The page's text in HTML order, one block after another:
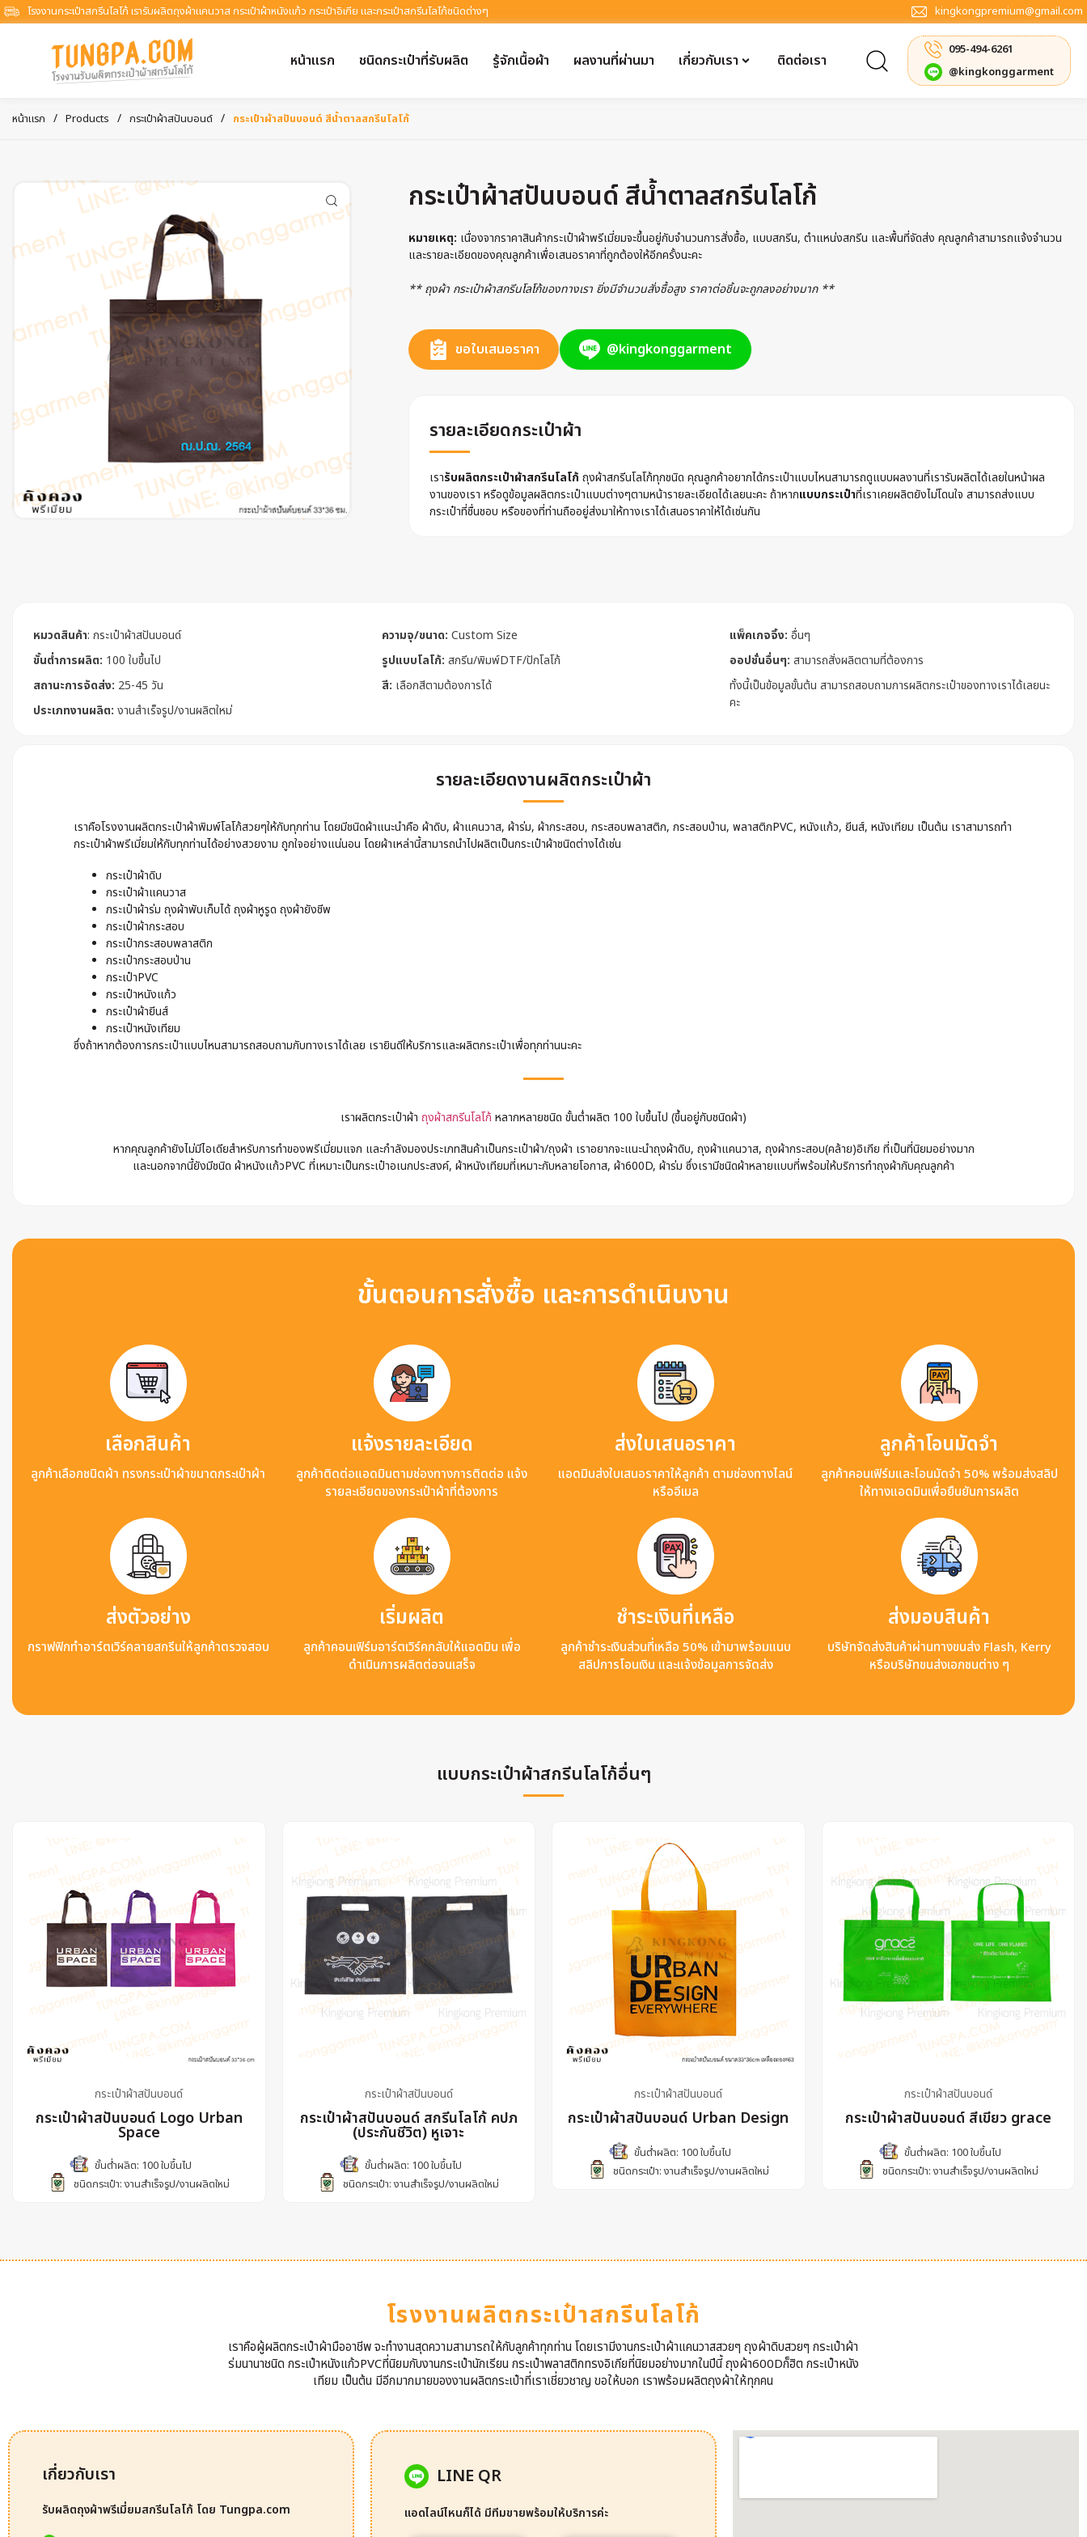
โรงงานกระเป๋าสกรีนโลโก้ เรารับผลิตถุงผ้าแคนวาส กระเป๋าผ้าหนังแก้ว กระเป๋าอิเกีย และกระเป๋าสกรีนโลโก้ชนิดต่างๆ kingkongpremium@gmail.com
หน้าแรก ชนิดกระเป๋าที่รับผลิต รู้จักเนื้อผ้า ผลงานที่ผ่านมา เกี่ยวกับเรา ติดต่อเรา
095-494-6261
@kingkonggarment
หน้าแรก / Products / กระเป๋าผ้าสปันบอนด์ / กระเป๋าผ้าสปันบอนด์ สีน้ำตาลสกรีนโลโก้
กระเป๋าผ้าสปันบอนด์ สีน้ำตาลสกรีนโลโก้
หมายเหตุ: เนื่องจากราคาสินค้ากระเป๋าผ้าพรีเมี่ยมจะขึ้นอยู่กับจำนวนการสั่งซื้อ, แบบสกรีน, ตำแหน่งสกรีน และพื้นที่จัดส่ง คุณลูกค้าสามารถแจ้งจำนวน
และรายละเอียดของคุณลูกค้าเพื่อเสนอราคาที่ถูกต้องให้อีกครั้งนะคะ
** ถุงผ้า กระเป๋าผ้าสกรีนโลโก้ของทางเรา ยิ่งมีจำนวนสั่งซื้อสูง ราคาต่อชิ้นจะถูกลงอย่างมาก **
ขอใบเสนอราคา @kingkonggarment
รายละเอียดกระเป๋าผ้า
เรารับผลิตกระเป๋าผ้าสกรีนโลโก้ ถุงผ้าสกรีนโลโก้ทุกชนิด คุณลูกค้าอยากได้กระเป๋าแบบไหนสามารถดูแบบผลงานที่เรารับผลิตได้เลยในหน้าผล
งานของเรา หรือดูข้อมูลผลิตกระเป๋าแบบต่างๆตามหน้ารายละเอียดได้เลยนะคะ ถ้าหากแบบกระเป๋าที่เราเคยผลิตยังไม่โดนใจ สามารถส่งแบบ
กระเป๋าที่ชื่นชอบ หรือของที่ท่านถืออยู่ส่งมาให้ทางเราได้เสนอราคาให้ได้เช่นกัน
หมวดสินค้า: กระเป๋าผ้าสปันบอนด์
ขั้นต่ำการผลิต: 100 ใบขึ้นไป
สถานะการจัดส่ง: 25-45 วัน
ประเภทงานผลิต: งานสำเร็จรูป/งานผลิตใหม่
ความจุ/ขนาด: Custom Size
รูปแบบโลโก้: สกรีน/พิมพ์DTF/ปักโลโก้
สี: เลือกสีตามต้องการได้
แพ็คเกจจิ้ง: อื่นๆ
ออปชั่นอื่นๆ: สามารถสั่งผลิตตามที่ต้องการ
ทั้งนี้เป็นข้อมูลขั้นต้น สามารถสอบถามการผลิตกระเป๋าของทางเราได้เลยนะ
คะ
รายละเอียดงานผลิตกระเป๋าผ้า
เราคือโรงงานผลิตกระเป๋าผ้าพิมพ์โลโก้สวยๆให้กับทุกท่าน โดยมีชนิดผ้าแนะนำคือ ผ้าดิบ, ผ้าแคนวาส, ผ้าร่ม, ผ้ากระสอบ, กระสอบพลาสติก, กระสอบป่าน, พลาสติกPVC, หนังแก้ว, ยีนส์, หนังเทียม เป็นต้น เราสามารถทำ
กระเป๋าผ้าพรีเมี่ยมให้กับทุกท่านได้อย่างสวยงาม ถูกใจอย่างแน่นอน โดยผ้าเหล่านี้สามารถนำไปผลิตเป็นกระเป๋าผ้าชนิดต่างได้เช่น
กระเป๋าผ้าดิบ
กระเป๋าผ้าแคนวาส
กระเป๋าผ้าร่ม ถุงผ้าพับเก็บได้ ถุงผ้าหูรูด ถุงผ้ายังชีพ
กระเป๋าผ้ากระสอบ
กระเป๋ากระสอบพลาสติก
กระเป๋ากระสอบป่าน
กระเป๋าPVC
กระเป๋าหนังแก้ว
กระเป๋าผ้ายีนส์
กระเป๋าหนังเทียม
ซึ่งถ้าหากต้องการกระเป๋าแบบไหนสามารถสอบถามกับทางเราได้เลย เรายินดีให้บริการและผลิตกระเป๋าเพื่อทุกท่านนะคะ
เราผลิตกระเป๋าผ้า ถุงผ้าสกรีนโลโก้ หลากหลายชนิด ขั้นต่ำผลิต 100 ใบขึ้นไป (ขึ้นอยู่กับชนิดผ้า)
หากคุณลูกค้ายังไม่มีไอเดียสำหรับการทำของพรีเมี่ยมแจก และกำลังมองประเภทสินค้าเป็นกระเป๋าผ้า/ถุงผ้า เราอยากจะแนะนำถุงผ้าดิบ, ถุงผ้าแคนวาส, ถุงผ้ากระสอบ(คล้าย)อิเกีย ที่เป็นที่นิยมอย่างมาก
และนอกจากนี้ยังมีชนิด ผ้าหนังแก้วPVC ที่เหมาะเป็นกระเป๋าอเนกประสงค์, ผ้าหนังเทียมที่เหมาะกับหลายโอกาส, ผ้า600D, ผ้าร่ม ซึ่งเรามีชนิดผ้าหลายแบบที่พร้อมให้บริการทำถุงผ้ากับคุณลูกค้า
ขั้นตอนการสั่งซื้อ และการดำเนินงาน
เลือกสินค้า
ลูกค้าเลือกชนิดผ้า ทรงกระเป๋าผ้าขนาดกระเป๋าผ้า
แจ้งรายละเอียด
ลูกค้าติดต่อแอดมินตามช่องทางการติดต่อ แจ้ง
รายละเอียดของกระเป๋าผ้าที่ต้องการ
ส่งใบเสนอราคา
แอดมินส่งใบเสนอราคาให้ลูกค้า ตามช่องทางไลน์
หรืออีเมล
ลูกค้าโอนมัดจำ
ลูกค้าคอนเฟิร์มและโอนมัดจำ 50% พร้อมส่งสลิป
ให้ทางแอดมินเพื่อยืนยันการผลิต
ส่งตัวอย่าง
กราฟฟิกทำอาร์ตเวิร์คลายสกรีนให้ลูกค้าตรวจสอบ
เริ่มผลิต
ลูกค้าคอนเฟิร์มอาร์ตเวิร์คกลับให้แอดมิน เพื่อ
ดำเนินการผลิตต่อจนเสร็จ
ชำระเงินที่เหลือ
ลูกค้าชำระเงินส่วนที่เหลือ 50% เข้ามาพร้อมแนบ
สลิปการโอนเงิน และแจ้งข้อมูลการจัดส่ง
ส่งมอบสินค้า
บริษัทจัดส่งสินค้าผ่านทางขนส่ง Flash, Kerry
หรือบริษัทขนส่งเอกชนต่าง ๆ
แบบกระเป๋าผ้าสกรีนโลโก้อื่นๆ
กระเป๋าผ้าสปันบอนด์
กระเป๋าผ้าสปันบอนด์ Logo Urban
Space
ขั้นต่ำผลิต: 100 ใบขึ้นไป
ชนิดกระเป๋า: งานสำเร็จรูป/งานผลิตใหม่
กระเป๋าผ้าสปันบอนด์
กระเป๋าผ้าสปันบอนด์ สกรีนโลโก้ คปภ
(ประกันชีวิต) หูเจาะ
ขั้นต่ำผลิต: 100 ใบขึ้นไป
ชนิดกระเป๋า: งานสำเร็จรูป/งานผลิตใหม่
กระเป๋าผ้าสปันบอนด์
กระเป๋าผ้าสปันบอนด์ Urban Design
ขั้นต่ำผลิต: 100 ใบขึ้นไป
ชนิดกระเป๋า: งานสำเร็จรูป/งานผลิตใหม่
กระเป๋าผ้าสปันบอนด์
กระเป๋าผ้าสปันบอนด์ สีเขียว grace
ขั้นต่ำผลิต: 100 ใบขึ้นไป
ชนิดกระเป๋า: งานสำเร็จรูป/งานผลิตใหม่
โรงงานผลิตกระเป๋าสกรีนโลโก้
เราคือผู้ผลิตกระเป๋าผ้ามืออาชีพ จะทำงานสุดความสามารถให้กับลูกค้าทุกท่าน โดยเรามีงานกระเป๋าผ้าแคนวาสสวยๆ ถุงผ้าดิบสวยๆ กระเป๋าผ้า
ร่มนานาชนิด กระเป๋าหนังแก้วPVCที่นิยมกับงานกระเป๋านักเรียน กระเป๋าพลาสติกทรงอิเกียที่นิยมอย่างมากในปีนี้ ถุงผ้า600Dก็ฮิต กระเป๋าหนัง
เทียม เป็นต้น มีอีกมากมายของงานผลิตกระเป๋าที่เราเชี่ยวชาญ ขอให้บอก เราพร้อมผลิตถุงผ้าให้ทุกคน
เกี่ยวกับเรา
รับผลิตถุงผ้าพรีเมี่ยมสกรีนโลโก้ โดย Tungpa.com
LINE QR
แอดไลน์ไหนก็ได้ มีทีมขายพร้อมให้บริการค่ะ